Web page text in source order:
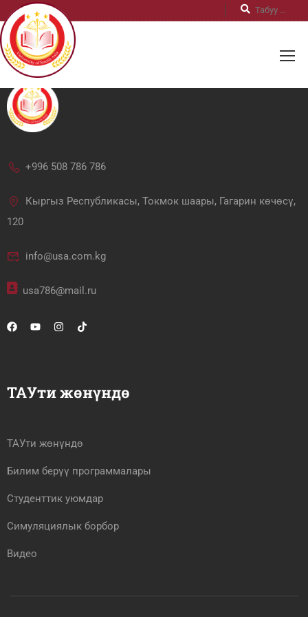
+996 508 786 786
Кыргыз Республикасы, Токмок шаары, Гагарин көчөсү,
120
info@usa.com.kg
usa786@mail.ru
ТАУти жөнүндө
ТАУти жөнүндө
Билим берүү программалары
Студенттик уюмдар
Симуляциялык борбор
Видео